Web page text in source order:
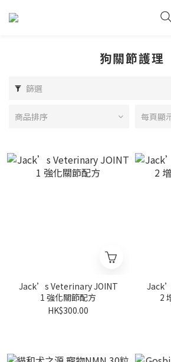
狗關節護理
篩選
商品排序 每頁顯
Jack’s Veterinary JOINT
1 強化關節配方
HK$300.00
2